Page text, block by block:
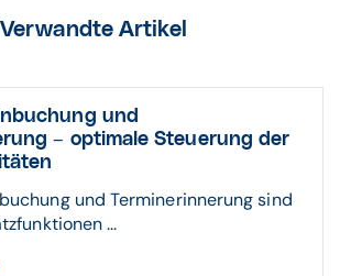
Verwandte Artikel
und
– optimale Steuerung der
und Terminerinnerung sind
...